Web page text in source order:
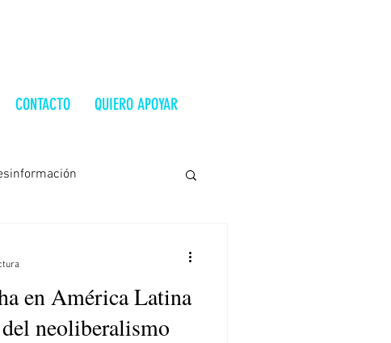
CONTACTO QUIERO APOYAR
Entrevista Alt-Right
en América Latina
neoliberalismo